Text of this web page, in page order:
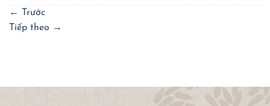
← Trước
Tiếp theo →